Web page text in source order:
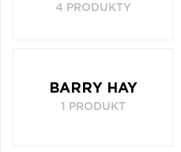
4 PRODUKTY
BARRY HAY
1 PRODUKT